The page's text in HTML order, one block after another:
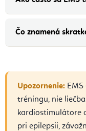
Čo znamená
Upozornenie:
tréningu, nie
kardiostimulátore
pri epilepsii,